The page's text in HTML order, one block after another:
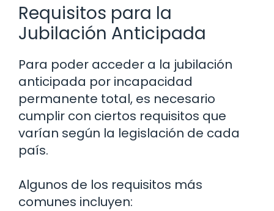
Requisitos para la
Jubilación Anticipada
Para poder acceder a la jubilación
anticipada por incapacidad
permanente total, es necesario
cumplir con ciertos requisitos que
varían según la legislación de cada
país.
Algunos de los requisitos más
comunes incluyen: